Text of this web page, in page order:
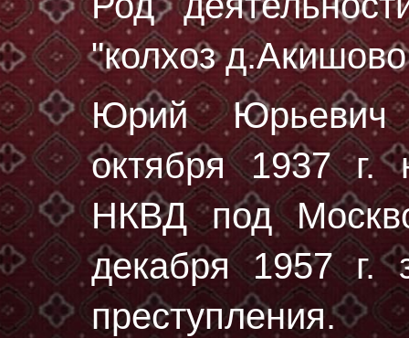
"колхоз
Юрий
октября 1937 г.
НКВД под
декaбря 1957 г.
преступления.